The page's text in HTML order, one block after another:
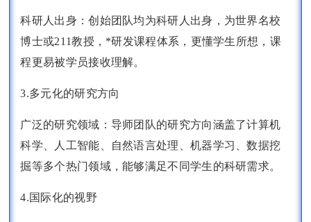
科研人出身：创始团队均为科研人出身，为世界名校
博士或211教授，*研发课程体系，更懂学生所想，课
程更易被学员接收理解。
3.多元化的研究方向
广泛的研究领域：导师团队的研究方向涵盖了计算机
科学、人工智能、自然语言处理、机器学习、数据挖
掘等多个热门领域，能够满足不同学生的科研需求。
4.国际化的视野